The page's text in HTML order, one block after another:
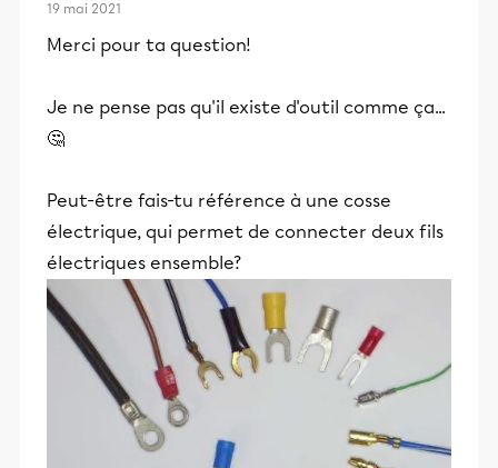
19 mai 2021
Merci pour ta question!
Je ne pense pas qu'il existe d'outil comme ça...
🤔
Peut-être fais-tu référence à une cosse
électrique, qui permet de connecter deux fils
électriques ensemble?